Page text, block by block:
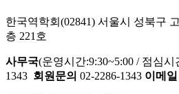
한국역학회(02841) 서울시 성북구
층 221호
사무국(운영시간:9:30~5:00 / 점심시
1343 회원문의 02-2286-1343 이메일